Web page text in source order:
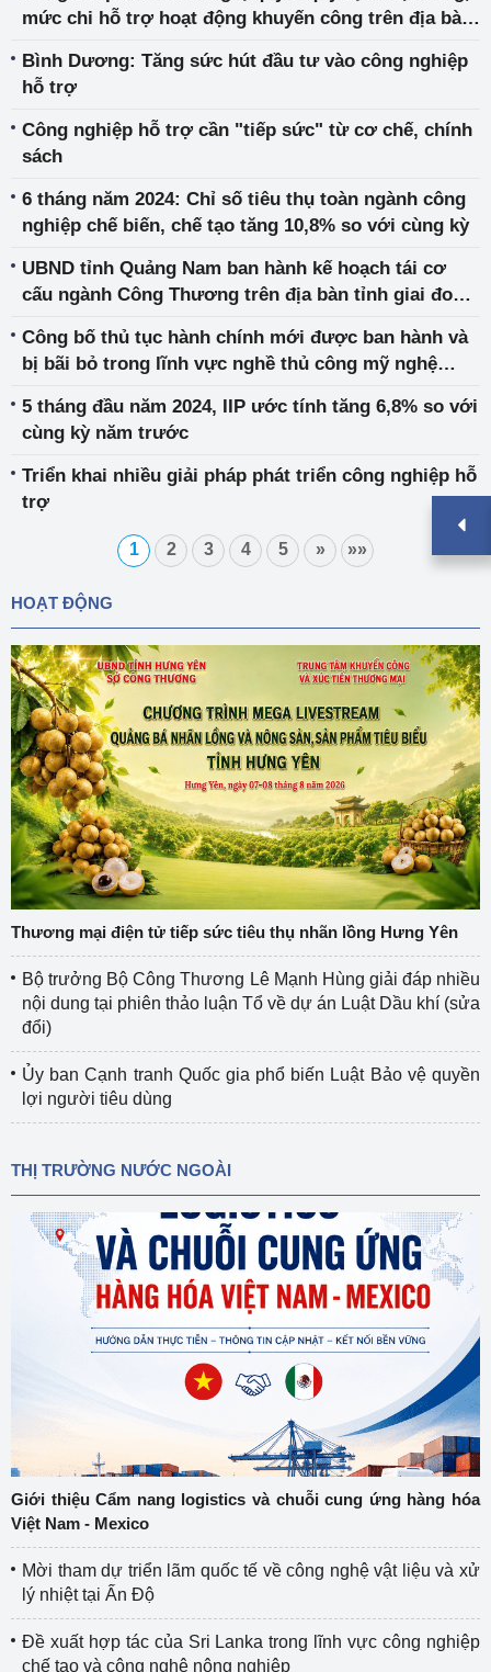
mức chi hỗ trợ hoạt động khuyến công trên địa bàn
Bình Dương: Tăng sức hút đầu tư vào công nghiệp
hỗ trợ
Công nghiệp hỗ trợ cần "tiếp sức" từ cơ chế, chính
sách
6 tháng năm 2024: Chỉ số tiêu thụ toàn ngành công
nghiệp chế biến, chế tạo tăng 10,8% so với cùng kỳ
UBND tỉnh Quảng Nam ban hành kế hoạch tái cơ
cấu ngành Công Thương trên địa bàn tỉnh giai đoạn
Công bố thủ tục hành chính mới được ban hành và
bị bãi bỏ trong lĩnh vực nghề thủ công mỹ nghệ
Thương
5 tháng đầu năm 2024, IIP ước tính tăng 6,8% so với
cùng kỳ năm trước
Triển khai nhiều giải pháp phát triển công nghiệp hỗ
trợ
1 2 3 4 5 » »»
HOẠT ĐỘNG
Thương mại điện tử tiếp sức tiêu thụ nhãn lồng Hưng Yên
Bộ trưởng Bộ Công Thương Lê Mạnh Hùng giải đáp nhiều
nội dung tại phiên thảo luận Tổ về dự án Luật Dầu khí (sửa
đổi)
Ủy ban Cạnh tranh Quốc gia phổ biến Luật Bảo vệ quyền
lợi người tiêu dùng
THỊ TRƯỜNG NƯỚC NGOÀI
Giới thiệu Cẩm nang logistics và chuỗi cung ứng hàng hóa
Việt Nam - Mexico
Mời tham dự triển lãm quốc tế về công nghệ vật liệu và xử
lý nhiệt tại Ấn Độ
Đề xuất hợp tác của Sri Lanka trong lĩnh vực công nghiệp
chế tạo và công nghệ nông nghiệp